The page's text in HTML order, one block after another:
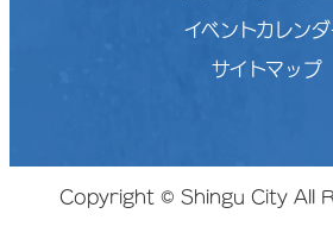
イベントカレンダ
サイトマップ
Copyright © Shingu City All